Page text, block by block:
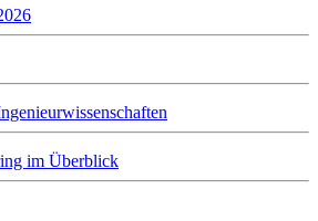
im Überblick